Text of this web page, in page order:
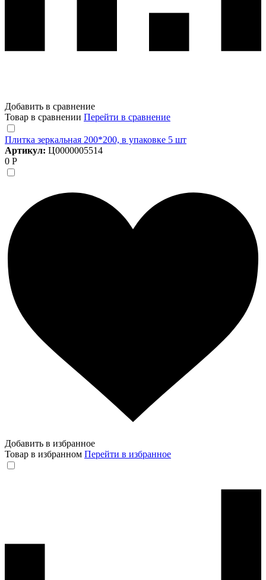
Добавить в сравнение
Товар в сравнении Перейти в сравнение
Плитка зеркальная 200*200, в упаковке 5 шт
Артикул: Ц0000005514
0 Р
Добавить в избранное
Товар в избранном Перейти в избранное